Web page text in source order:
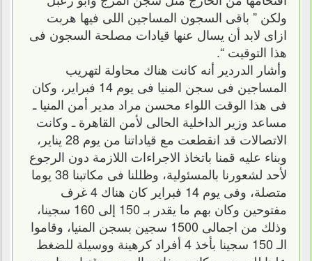
ولكن ” باقى السجون المساجين اللى فيها هربت
ازاى لابد أن يسال عنها قيادات مصلحة السجون فى
هذا التوقيت “.
وأشار الدردير أنه كانت هناك محاولة لتهريب
المساجين فى سجن المنيا فى يوم 14 فبراير، وكان
فى هذا الوقت اللواء محسن مراد مدير أمن المنيا ـ
مساعد وزير الداخلية الحالى لأمن القاهرة ـ وكانت
الاتصالات قد انقطعت مع قياداتنا من يوم 28 يناير،
وبناء عليه قمنا باتخاذ الاجراءات اللازمة دون الرجوع
لأحد لشعورنا بالمسئولية، وظللنا فى مكاتبنا 38 يوما
متصلة، وفى يوم 14 فبراير كان هناك 4 غرف
مفتوحين وكان بهم ما يقدر بـ 150 إلى 160 سجينا،
وذلك من اجمالى 1500 سجين بسجن المنيا، وقاموا
الـ 150 سجينا بأخذ 4 أفراد كرهينة ووسيلة للضغط